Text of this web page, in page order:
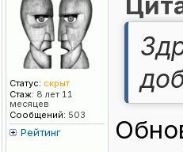
Статус: скрыт
Стаж: 8 лет 11
месяцев
Сообщений: 503
Рейтинг